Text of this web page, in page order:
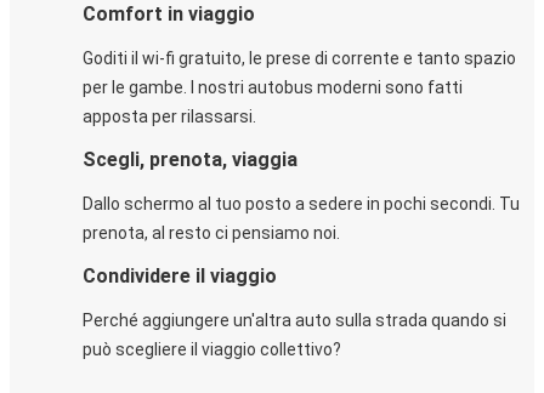
Comfort in viaggio
Goditi il wi-fi gratuito, le prese di corrente e tanto spazio
per le gambe. I nostri autobus moderni sono fatti
apposta per rilassarsi.
Scegli, prenota, viaggia
Dallo schermo al tuo posto a sedere in pochi secondi. Tu
prenota, al resto ci pensiamo noi.
Condividere il viaggio
Perché aggiungere un'altra auto sulla strada quando si
può scegliere il viaggio collettivo?